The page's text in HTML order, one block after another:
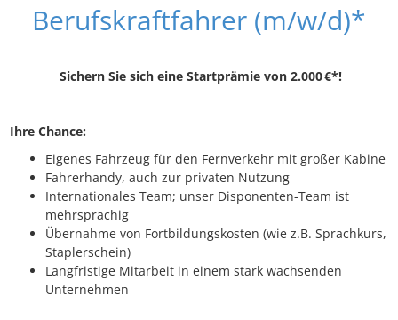
Berufskraftfahrer (m/w/d)*
Sichern Sie sich eine Startprämie von 2.000 €*!
Ihre Chance:
Eigenes Fahrzeug für den Fernverkehr mit großer Kabine
Fahrerhandy, auch zur privaten Nutzung
Internationales Team; unser Disponenten-Team ist
mehrsprachig
Übernahme von Fortbildungskosten (wie z.B. Sprachkurs,
Staplerschein)
Langfristige Mitarbeit in einem stark wachsenden
Unternehmen